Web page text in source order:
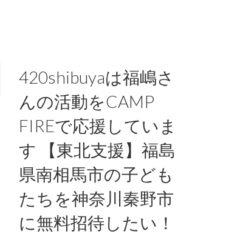
420shibuyaは福嶋さ
んの活動をCAMP
FIREで応援していま
す 【東北支援】福島
県南相馬市の子ども
たちを神奈川秦野市
に無料招待したい！